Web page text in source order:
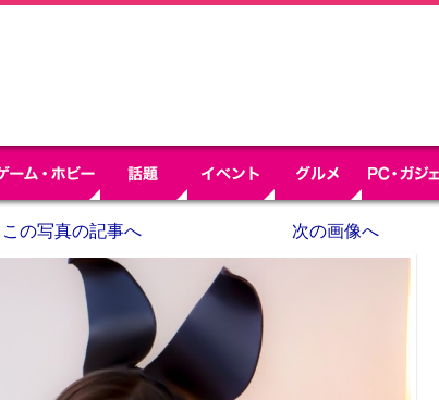
この写真の記事へ 次の画像へ